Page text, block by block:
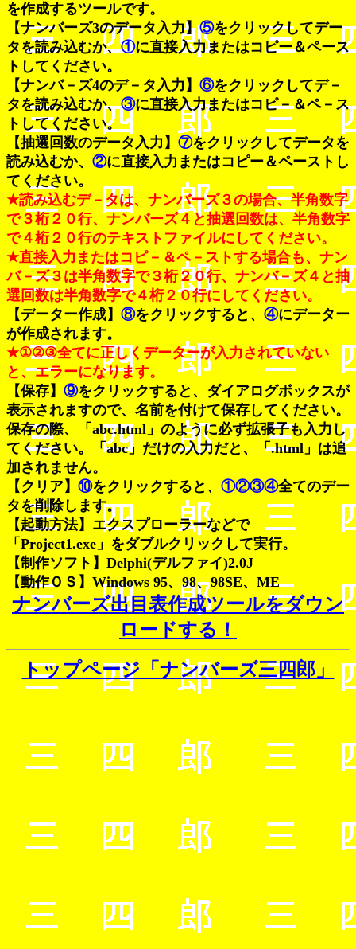
を作成するツールです。
【ナンバーズ3のデータ入力】⑤をクリックしてデー
タを読み込むか、①に直接入力またはコピー＆ペース
トしてください。
【ナンバ－ズ4のデ－タ入力】 ⑥をクリックしてデ－
タを読み込むか、③に直接入力またはコピ－＆ペ－ス
トしてください。
【抽選回数のデータ入力】 ⑦をクリックしてデータを
読み込むか、 ②に直接入力またはコピー＆ペーストし
てください。
★読み込むデ－タは、ナンバーズ３の場合、半角数字
で３桁２０行、ナンバーズ４と抽選回数は、半角数字
で４桁２０行のテキストファイルにしてください。
★直接入力またはコピ－＆ペ－ストする場合も、ナン
バ－ズ３は半角数字で３桁２０行、ナンバ－ズ４と抽
選回数は半角数字で４桁２０行にしてください。
【データー作成】 ⑧をクリックすると、 ④にデーター
が作成されます。
★①②③全てに正しくデーターが入力されていない
と、エラーになります。
【保存】 ⑨をクリックすると、ダイアログボックスが
表示されますので、名前を付けて保存してください。
保存の際、「abc.html」のように必ず拡張子も入力し
てください。「abc」だけの入力だと、「.html」は追
加されません。
【クリア】 ⑩をクリックすると、 ①②③④全てのデー
タを削除します。
【起動方法】エクスプローラーなどで
「Project1.exe」をダブルクリックして実行。
【制作ソフト】Delphi(デルファイ)2.0J
【動作ＯＳ】Windows 95、98、98SE、ME
ナンバーズ出目表作成ツールをダウン
ロードする！
トップページ「ナンバーズ三四郎」